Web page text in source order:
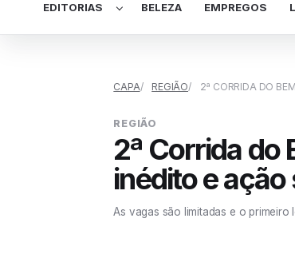
EDITORIAS BELEZA EMPREGOS
CAPA REGIÃO 2ª CORRIDA DO
REGIÃO
2ª Corrida do
inédito e
As vagas são limitadas e o primeiro